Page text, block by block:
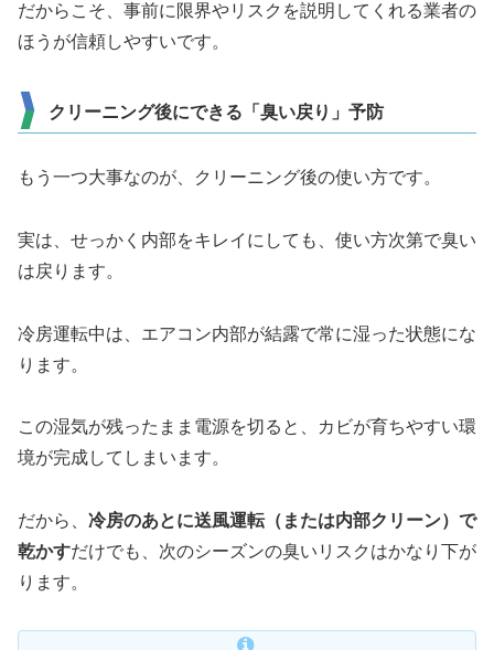
だからこそ、事前に限界やリスクを説明してくれる業者の
ほうが信頼しやすいです。
クリーニング後にできる「臭い戻り」予防
もう一つ大事なのが、クリーニング後の使い方です。
実は、せっかく内部をキレイにしても、使い方次第で臭い
は戻ります。
冷房運転中は、エアコン内部が結露で常に湿った状態にな
ります。
この湿気が残ったまま電源を切ると、カビが育ちやすい環
境が完成してしまいます。
だから、 冷房のあとに送風運転（または内部クリーン）で
乾かすだけでも、次のシーズンの臭いリスクはかなり下が
ります。